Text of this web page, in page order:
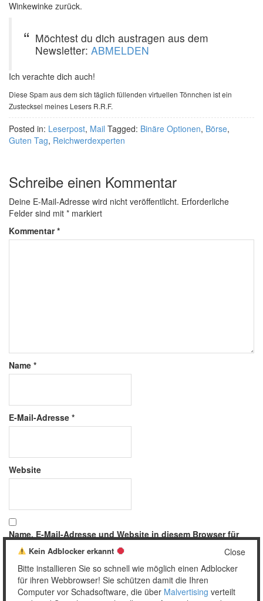
Winkewinke zurück.
Möchtest du dich austragen aus dem
Newsletter: ABMELDEN
Ich verachte dich auch!
Diese Spam aus dem sich täglich füllenden virtuellen Tönnchen ist ein
Zustecksel meines Lesers R.R.F.
Posted in: Leserpost, Mail Tagged: Binäre Optionen, Börse,
Guten Tag, Reichwerdexperten
Schreibe einen Kommentar
Deine E-Mail-Adresse wird nicht veröffentlicht. Erforderliche
Felder sind mit * markiert
Kommentar*
Name *
E-Mail-Adresse *
Website
Name, E-Mail-Adresse und Website in diesem Browser für
meinen nächsten Kommentar speichern.
Close
Kein Adblocker erkannt
Bitte installieren Sie so schnell wie möglich einen Adblocker
für ihren Webbrowser! Sie schützen damit die Ihren
Computer vor Schadsoftware, die über Malvertising verteilt